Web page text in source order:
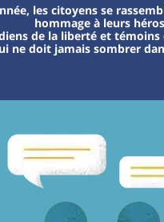
les citoyens se
hommage à leurs
de la liberté et témoins
ne doit jamais sombrer